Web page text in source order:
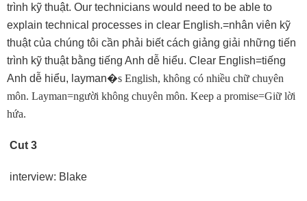
trình kỹ thuật. Our technicians would need to be able to
explain technical processes in clear English.=nhân viên kỹ
thuật của chúng tôi cần phải biết cách giảng giải những tiến
trình kỹ thuật bằng tiếng Anh dễ hiểu. Clear English=tiếng
Anh dễ hiểu, layman�s English, không có nhiều chữ chuyên
môn. Layman=người không chuyên môn. Keep a promise=Giữ lời
hứa.
Cut 3
interview: Blake